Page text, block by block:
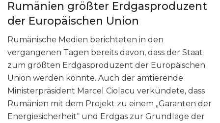
Rumänien größter Erdgasproduzent
der Europäischen Union
Rumänische Medien berichteten in den
vergangenen Tagen bereits davon, dass der Staat
zum größten Erdgasproduzent der Europäischen
Union werden könnte. Auch der amtierende
Ministerpräsident Marcel Ciolacu verkündete, dass
Rumänien mit dem Projekt zu einem „Garanten der
Energiesicherheit“ und Erdgas zur Grundlage der